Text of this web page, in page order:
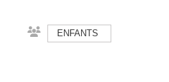
ENFANTS